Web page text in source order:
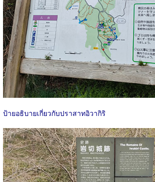
ป้ายอธิบายเกี่ยวกับปราสาทอิวากิริ